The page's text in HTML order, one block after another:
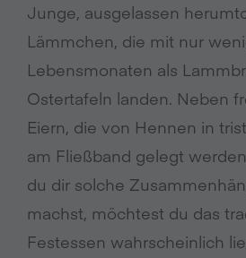
Junge, ausgelassen
Lämmchen, die mit nur
Lebensmonaten als
Ostertafeln landen. Neben
Eiern, die von Hennen in
am Fließband gelegt
du dir solche
machst, möchtest du das
Festessen wahrscheinlich